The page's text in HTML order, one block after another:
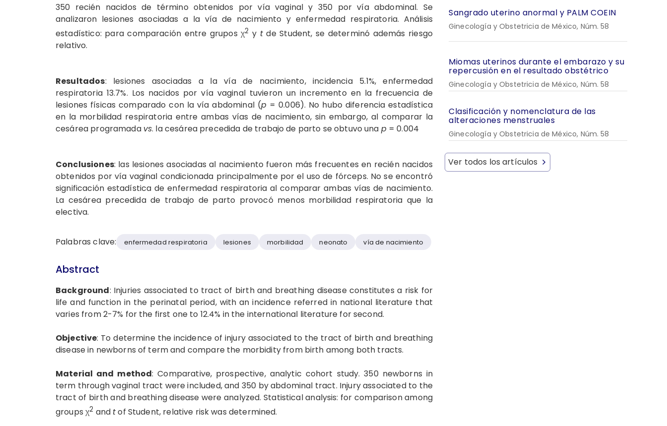
350 recién nacidos de término obtenidos por vía vaginal y 350 por vía abdominal. Se
analizaron lesiones asociadas a la vía de nacimiento y enfermedad respiratoria. Análisis
estadístico: para comparación entre grupos χ2 y tde Student, se determinó además riesgo
relativo.
Resultados: lesiones asociadas a la vía de nacimiento, incidencia 5.1%, enfermedad
respiratoria 13.7%. Los nacidos por vía vaginal tuvieron un incremento en la frecuencia de
lesiones físicas comparado con la vía abdominal (p = 0.006). No hubo diferencia estadística
en la morbilidad respiratoria entre ambas vías de nacimiento, sin embargo, al comparar la
cesárea programada vs. la cesárea precedida de trabajo de parto se obtuvo una p= 0.004
Conclusiones: las lesiones asociadas al nacimiento fueron más frecuentes en recién nacidos
obtenidos por vía vaginal condicionada principalmente por el uso de fórceps. No se encontró
significación estadística de enfermedad respiratoria al comparar ambas vías de nacimiento.
La cesárea precedida de trabajo de parto provocó menos morbilidad respiratoria que la
electiva.
Palabras clave: enfermedad respiratoria lesiones morbilidad neonato vía de nacimiento
Abstract
Background: Injuries associated to tract of birth and breathing disease constitutes a risk for
life and function in the perinatal period, with an incidence referred in national literature that
varies from 2-7% for the first one to 12.4% in the international literature for second.
Objective: To determine the incidence of injury associated to the tract of birth and breathing
disease in newborns of term and compare the morbidity from birth among both tracts.
Material and method: Comparative, prospective, analytic cohort study. 350 newborns in
term through vaginal tract were included, and 350 by abdominal tract. Injury associated to the
tract of birth and breathing disease were analyzed. Statistical analysis: for comparison among
groups χ2 and tof Student, relative risk was determined.
Sangrado uterino anormal y PALM COEIN
Ginecología y Obstetricia de México, Núm. 58
Miomas uterinos durante el embarazo y su
repercusión en el resultado obstétrico
Ginecología y Obstetricia de México, Núm. 58
Clasificación y nomenclatura de las
alteraciones menstruales
Ginecología y Obstetricia de México, Núm. 58
Ver todos los artículos